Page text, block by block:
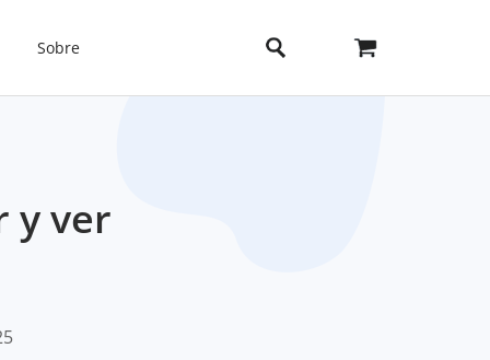
Sobre
y ver